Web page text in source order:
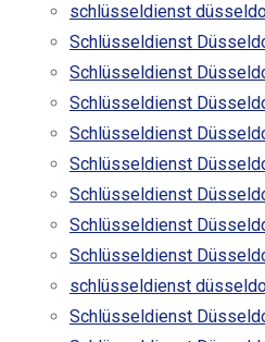
schlüsseldienst
Schlüsseldienst
Schlüsseldienst
Schlüsseldienst
Schlüsseldienst
Schlüsseldienst
Schlüsseldienst
Schlüsseldienst
Schlüsseldienst
schlüsseldienst
Schlüsseldienst